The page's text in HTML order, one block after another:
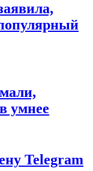
умнее
Telegram